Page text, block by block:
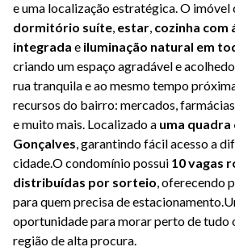
e uma localização estratégica. O imóvel
dormitório suíte, estar, cozinha com
integrada e iluminação natural em
criando um espaço agradável e
rua tranquila e ao mesmo tempo
recursos do bairro: mercados,
e muito mais. Localizado a uma quadra
Gonçalves, garantindo fácil acesso a
cidade.O condomínio possui 10 vagas
distribuídas por sorteio, oferecendo
para quem precisa de estacionamento.
oportunidade para morar perto de tudo
região de alta procura.